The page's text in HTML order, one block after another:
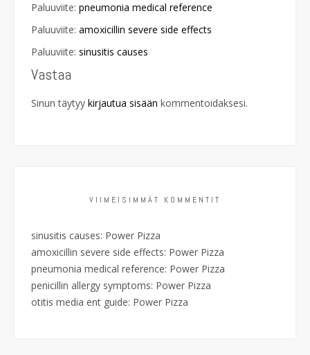
Paluuviite: pneumonia medical reference
Paluuviite: amoxicillin severe side effects
Paluuviite: sinusitis causes
Vastaa
Sinun täytyy kirjautua sisään kommentoidaksesi.
VIIMEISIMMÄT KOMMENTIT
sinusitis causes: Power Pizza
amoxicillin severe side effects: Power Pizza
pneumonia medical reference: Power Pizza
penicillin allergy symptoms: Power Pizza
otitis media ent guide: Power Pizza